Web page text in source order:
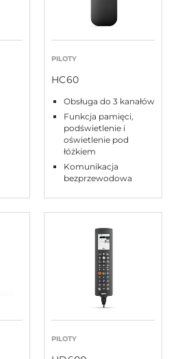
PILOTY
HC60
Obsługa do 3 kanałów
Funkcja pamięci,
podświetlenie i
oświetlenie pod
łóżkiem
Komunikacja
bezprzewodowa
PILOTY